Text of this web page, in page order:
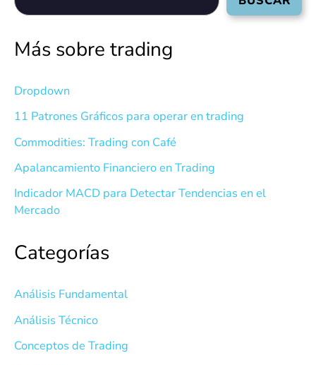
Más sobre trading
Dropdown
11 Patrones Gráficos para operar en trading
Commodities: Trading con Café
Apalancamiento Financiero en Trading
Indicador MACD para Detectar Tendencias en el
Mercado
Categorías
Análisis Fundamental
Análisis Técnico
Conceptos de Trading